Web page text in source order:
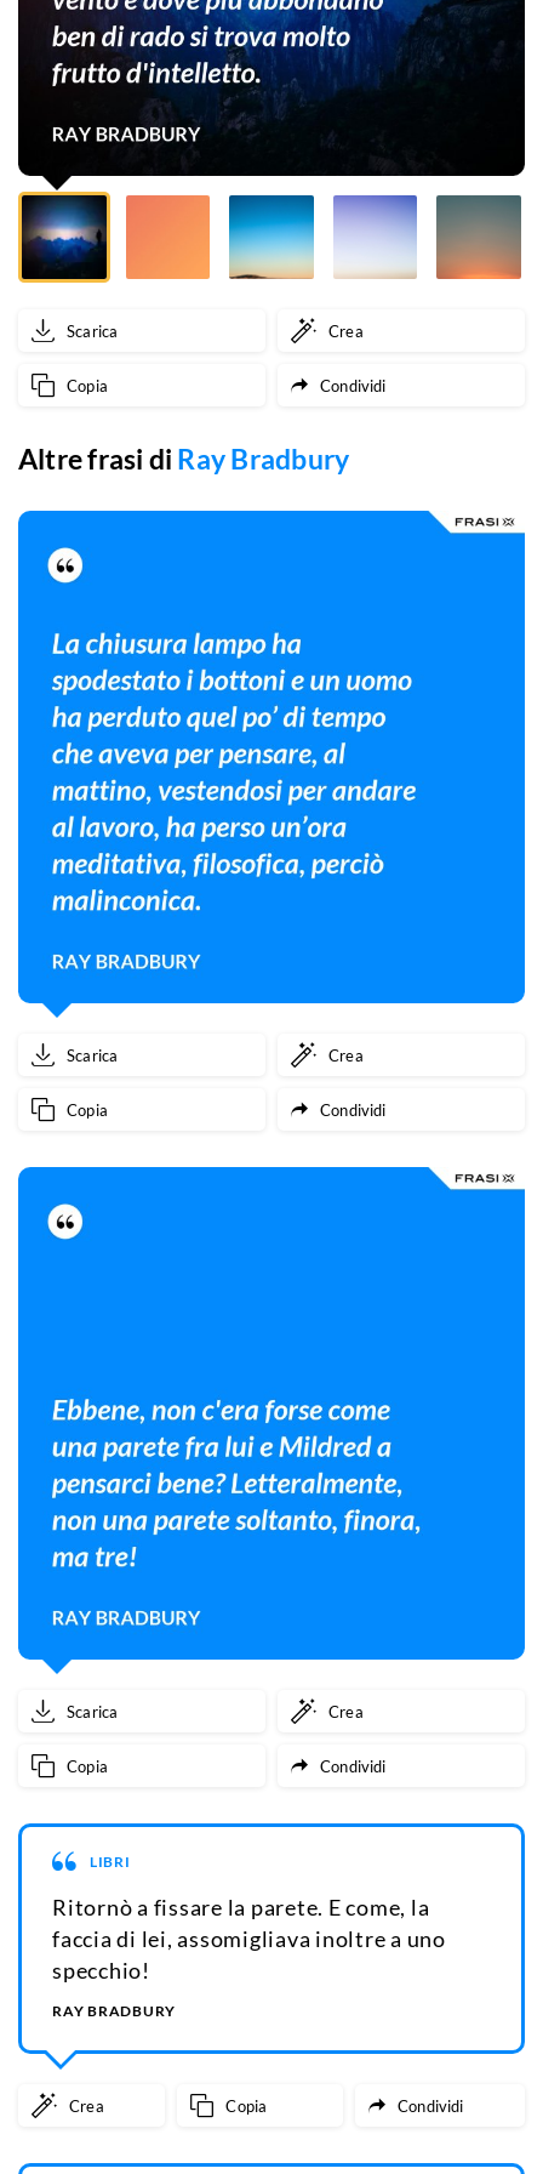
dove
più
abbondano
ben
di
rado
si
molto
frutto
d'intelletto.
Scarica Crea
Copia Condividi
Altre frasi di Ray Bradbury
Scarica Crea
Copia Condividi
Scarica Crea
Copia Condividi
LIBRI
Ritornò a fissare la parete. E come, la
faccia di lei, assomigliava inoltre a uno
specchio!
RAY BRADBURY
Crea Copia Condividi